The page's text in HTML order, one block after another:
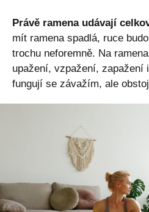
Právě ramena udávají
mít ramena spadlá, ruce
trochu neforemně. Na
upažení, vzpažení, zapažení
fungují se závažím, ale